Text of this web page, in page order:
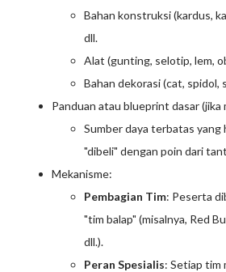
Bahan konstruksi (kardus,
dll.
Alat (gunting, selotip, lem,
Bahan dekorasi (cat, spidol,
Panduan atau blueprint dasar (jika
Sumber daya terbatas yang
"dibeli" dengan poin dari
Mekanisme:
Pembagian Tim: Peserta
"tim balap" (misalnya, Red
dll.).
Peran Spesialis: Setiap tim